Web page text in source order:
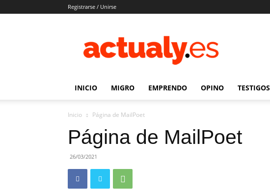
Registrarse / Unirse
|
Noticias
venezolanos
INICIO MIGRO EMPRENDO OPINO TESTIGOS
Inicio Página de MailPoet
Página de MailPoet
26/03/2021